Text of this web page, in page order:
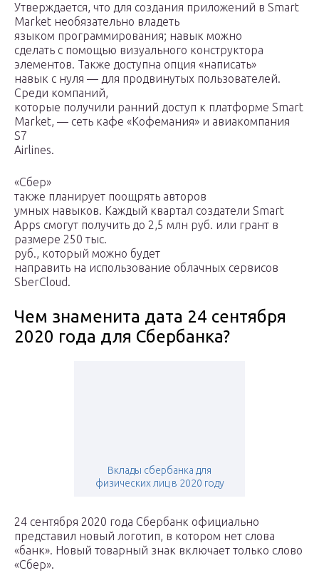
Утверждается, что для создания приложений в Smart
Market необязательно владеть
языком программирования; навык можно
сделать с помощью визуального конструктора
элементов. Также доступна опция «написать»
навык с нуля — для продвинутых пользователей.
Среди компаний,
которые получили ранний доступ к платформе Smart
Market, — сеть кафе «Кофемания» и авиакомпания
S7
Airlines.
«Сбер»
также планирует поощрять авторов
умных навыков. Каждый квартал создатели Smart
Apps смогут получить до 2,5 млн руб. или грант в
размере 250 тыс.
руб., который можно будет
направить на использование облачных сервисов
SberCloud.
Чем знаменита дата 24 сентября
2020 года для Сбербанка?
Вклады сбербанка для
физических лиц в 2020 году
24 сентября 2020 года Сбербанк официально
представил новый логотип, в котором нет слова
«банк». Новый товарный знак включает только слово
«Сбер».